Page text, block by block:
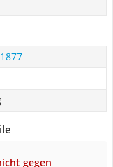
gegen